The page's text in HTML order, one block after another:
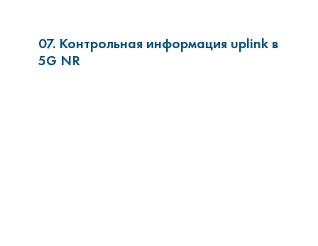
07. Контрольная информация uplink в
5G NR